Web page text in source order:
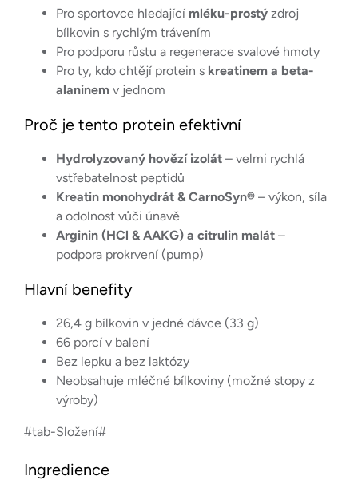
Pro sportovce hledající mléku-prostý zdroj
bílkovin s rychlým trávením
Pro podporu růstu a regenerace svalové hmoty
Pro ty, kdo chtějí protein s kreatinem a beta-
alaninem v jednom
Proč je tento protein efektivní
Hydrolyzovaný hovězí izolát – velmi rychlá
vstřebatelnost peptidů
Kreatin monohydrát & CarnoSyn® – výkon, síla
a odolnost vůči únavě
Arginin (HCl & AAKG) a citrulin malát –
podpora prokrvení (pump)
Hlavní benefity
26,4 g bílkovin v jedné dávce (33 g)
66 porcí v balení
Bez lepku a bez laktózy
Neobsahuje mléčné bílkoviny (možné stopy z
výroby)
#tab-Složení#
Ingredience